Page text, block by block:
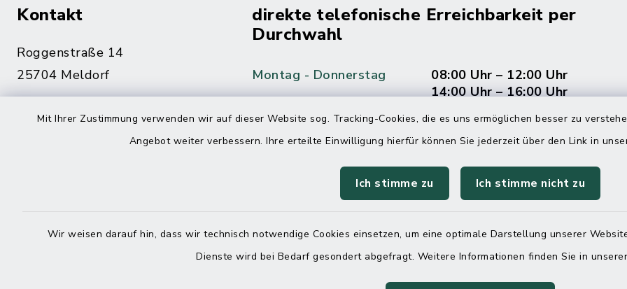
Mit Ihrer Zustimmung verwenden wir auf dieser Website sog. Tracking-Cookies, die es uns ermöglichen besser zu
Angebot weiter verbessern. Ihre erteilte Einwilligung hierfür können Sie jederzeit über den Link in
Ich stimme zu Ich stimme nicht zu
Wir weisen darauf hin, dass wir technisch notwendige Cookies einsetzen, um eine optimale Darstellung unserer
Dienste wird bei Bedarf gesondert abgefragt. Weitere Informationen finden Sie in
Kontakt
Roggenstraße 14
25704 Meldorf
04832 6065-215
direkte telefonische Erreichbarkeit per
Durchwahl
Montag - Donnerstag
08:00 Uhr – 12:00 Uhr
14:00 Uhr – 16:00 Uhr
Freitag
08:00 Uhr – 12:00 Uhr
Online-Terminvereinbarung
Haben Sie ein dringendes Anliegen, finden aber online
keinen zeitnahen Termin? Rufen Sie uns gerne unter der
Telefonnummer 04832 6065 0 an!